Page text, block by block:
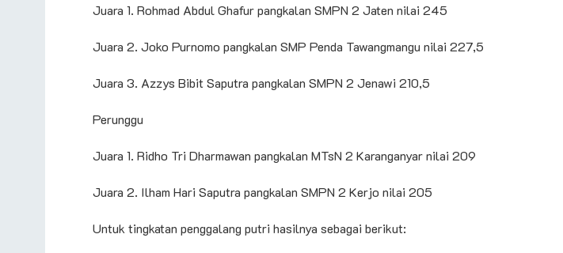
Juara 1. Rohmad Abdul Ghafur pangkalan SMPN 2 Jaten nilai 245
Juara 2. Joko Purnomo pangkalan SMP Penda Tawangmangu nilai 227,5
Juara 3. Azzys Bibit Saputra pangkalan SMPN 2 Jenawi 210,5
Perunggu
Juara 1. Ridho Tri Dharmawan pangkalan MTsN 2 Karanganyar nilai 209
Juara 2. Ilham Hari Saputra pangkalan SMPN 2 Kerjo nilai 205
Untuk tingkatan penggalang putri hasilnya sebagai berikut: